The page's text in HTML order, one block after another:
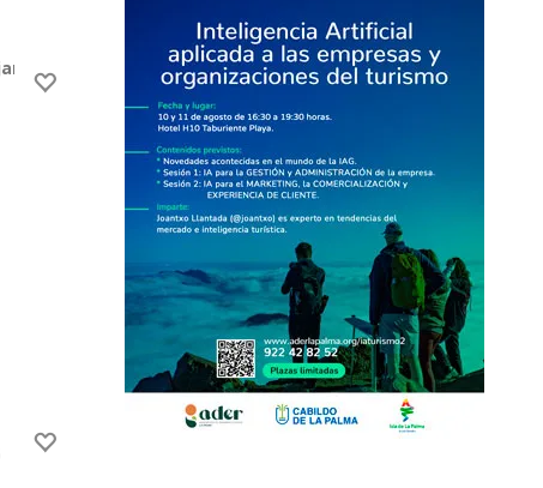
y una parcela adicional en pleno corazón de Puntagorda.